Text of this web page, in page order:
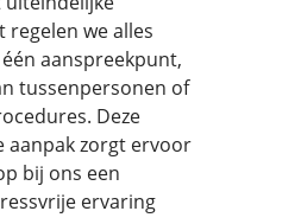
we alles
aanspreekpunt,
tussenpersonen of
Deze
aanpak zorgt ervoor
bij ons een
ervaring